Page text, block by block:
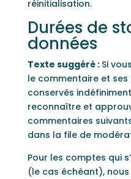
réinitialisation.
Durées de
données
Texte suggéré : Si
le commentaire et
conservés
reconnaître et
commentaires
dans la file de
Pour les comptes qui
(le cas échéant),